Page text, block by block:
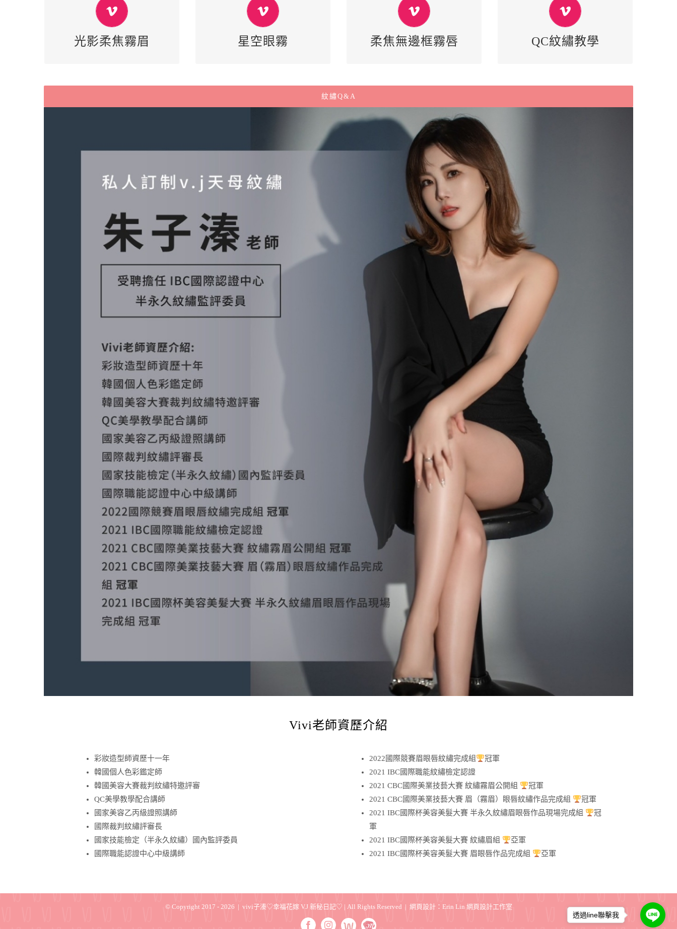
光影柔焦霧眉
光影柔焦霧眉
詢問專線LINE:
@gbq9885g
星空眼霧
星空眼霧
詢問專線LINE:
@gbq9885g
柔焦無邊框霧唇
柔焦無邊框霧唇
詢問專線LINE:
@gbq9885g
QC紋繡教學
QC紋繡教學
詢問專線LINE:
@gbq9885g
紋繡Q&A
Vivi老師資歷介紹
彩妝造型師資歷十一年
韓國個人色彩鑑定師
韓國美容大賽裁判紋繡特邀評審
QC美學教學配合講師
國家美容乙丙級證照講師
國際裁判紋繡評審長
國家技能檢定（半永久紋繡）國內監評委員
國際職能認證中心中級講師
2022國際競賽眉眼唇紋繡完成組
冠軍
2021 IBC國際職能紋繡檢定認證
2021 CBC國際美業技藝大賽 紋繡霧眉公開組
冠軍
2021 CBC國際美業技藝大賽 眉（霧眉）眼唇紋繡作品完成組
冠軍
2021 IBC國際杯美容美髮大賽 半永久紋繡眉眼唇作品現場完成組
冠
軍
2021 IBC國際杯美容美髮大賽 紋繡眉組
亞軍
2021 IBC國際杯美容美髮大賽 眉眼唇作品完成組
亞軍
© Copyright 2017 - 2026 | vivi子溱♡幸福花嫁 V.J 新秘日記♡ | All Rights Reserved | 網頁設計： Erin Lin 網頁設計工作室
FacebookInstagram
WeddingMarry
透過line聯擊我